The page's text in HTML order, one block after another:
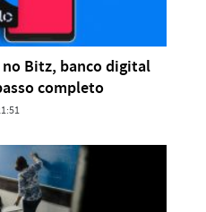
Bitz, banco digital
completo